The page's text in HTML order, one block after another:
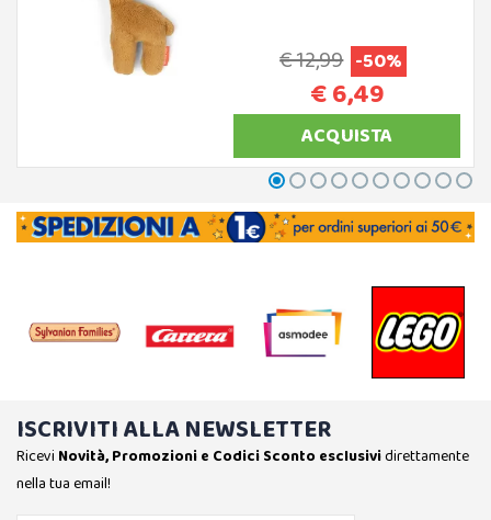
€ 12,99 -50%
€ 6,49
ACQUISTA
ISCRIVITI ALLA NEWSLETTER
Ricevi Novità, Promozioni e Codici Sconto esclusividirettamente
nella tua email!